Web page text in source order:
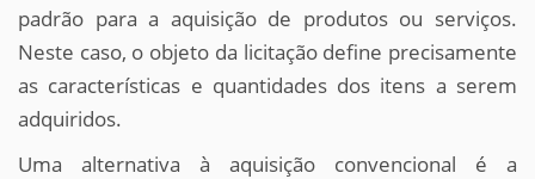
padrão para a aquisição de produtos ou serviços.
Neste caso, o objeto da licitação define precisamente
as características e quantidades dos itens a serem
adquiridos.
Uma alternativa à aquisição convencional é a